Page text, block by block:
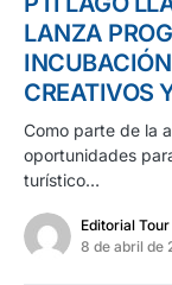
LANZA
CREATIVOS
Como parte de la
oportunidades
turístico…
Editorial
8 de abril de